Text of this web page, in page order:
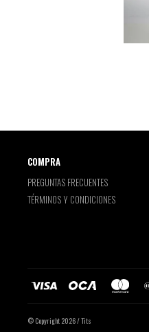
COMPRA
PREGUNTAS FRECUENTES
TÉRMINOS Y CONDICIONES
© Copyright 2026 / Tits